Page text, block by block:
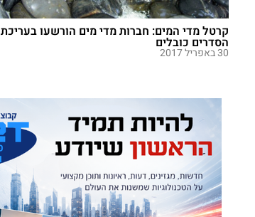
קרטל מדי המים: חברות מדי מים הורשעו בעריכת
הסדרים כובלים
30 באפריל 2017